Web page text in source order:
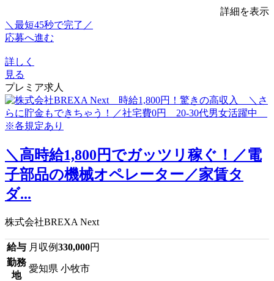
詳細を表示
＼最短45秒で完了／
応募へ進む
詳しく
見る
プレミア求人
＼高時給1,800円でガッツリ稼ぐ！／電
子部品の機械オペレーター／家賃タ
ダ...
株式会社BREXA Next
給与 月収例330,000円
勤務
地
愛知県 小牧市